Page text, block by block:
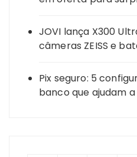
JOVI lança X300
câmeras ZEISS e
Pix seguro: 5
banco que ajudam